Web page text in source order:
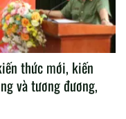
thức mới, kiến
và tương đương,